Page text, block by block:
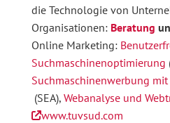
die Technologie von
Organisationen: Beratung
Online Marketing:
Suchmaschinenoptimierung
Suchmaschinenwerbung mit
(SEA), Webanalyse und
www.tuvsud.com